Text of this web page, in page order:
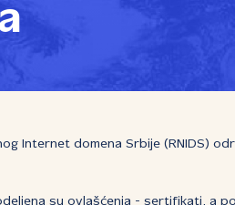
Internet domena Srbije (RNIDS)
su ovlašćenja - sertifikati, a